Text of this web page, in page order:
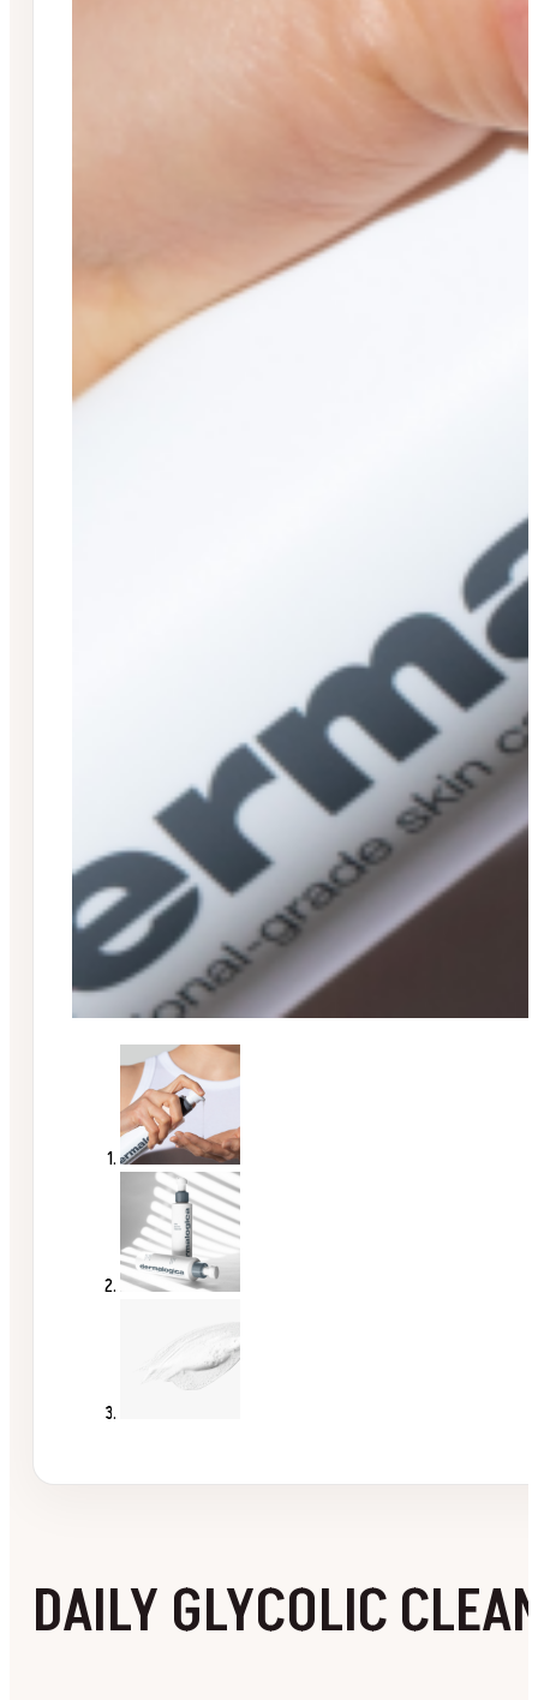
DAILY GLYCOLIC